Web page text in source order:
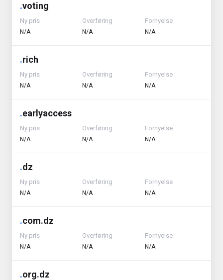
.voting
Ny pris
N/A
Overføring
N/A
Fornyelse
N/A
.rich
Ny pris
N/A
Overføring
N/A
Fornyelse
N/A
.earlyaccess
Ny pris
N/A
Overføring
N/A
Fornyelse
N/A
.dz
Ny pris
N/A
Overføring
N/A
Fornyelse
N/A
.com.dz
Ny pris
N/A
Overføring
N/A
Fornyelse
N/A
.org.dz